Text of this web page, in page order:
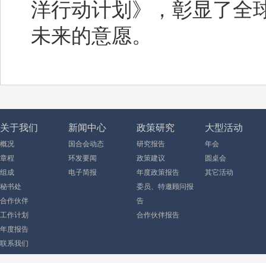
洋行动计划》，彰显了全
未来的意愿。
关于我们
概况
章程
组成
秘书处
合作伙伴
工作计划
年度报告
联系我们
新闻中心
国合会动态
环发要闻
电子简报
政策研究
研究报告
政策建议
年度政策报告
委员、特邀顾问报
告
合作伙伴报告
大型活动
年会
圆桌会
其它活动